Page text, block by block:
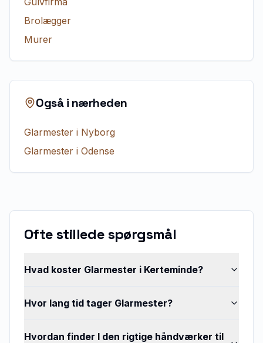
Brolægger
Murer
Også i nærheden
Glarmester i Nyborg
Glarmester i Odense
Ofte stillede spørgsmål
Hvad koster Glarmester i Kerteminde?
Hvor lang tid tager Glarmester?
Hvordan finder I den rigtige håndværker til